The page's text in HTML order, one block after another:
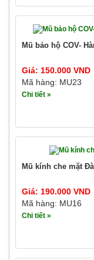
Mũ bảo hộ COV-
Giá: 150.000 VND
Mã hàng: MU23
Chi tiết »
Mũ kính che mặt
Giá: 190.000 VND
Mã hàng: MU16
Chi tiết »